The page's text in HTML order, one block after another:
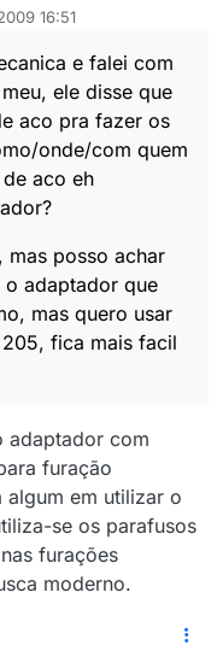
16:51
e falei com
ele disse que
aco pra fazer os
onde/com quem
aco eh
mas posso achar
adaptador que
mas quero usar
fica mais facil
adaptador com
furação
em utilizar o
se os parafusos
furações
moderno.